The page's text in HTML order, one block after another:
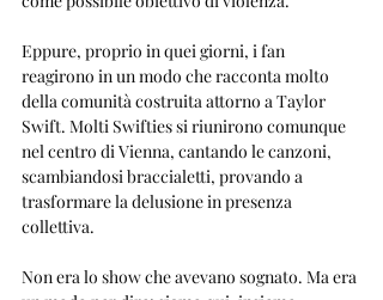
Eppure, proprio in quei giorni, i fan
reagirono in un modo che racconta molto
della comunità costruita attorno a Taylor
Swift. Molti Swifties si riunirono comunque
nel centro di Vienna, cantando le canzoni,
scambiandosi braccialetti, provando a
trasformare la delusione in presenza
collettiva.
Non era lo show che avevano sognato. Ma era